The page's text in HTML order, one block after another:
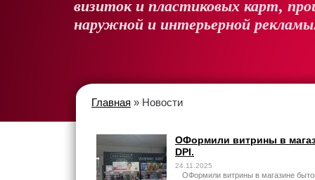
визиток и пластиковых карт,
наружной и интерьерной
Главная » Новости
ОФормили витрины в
DPI.
24.11.2025
ОФормили витрины в магазине